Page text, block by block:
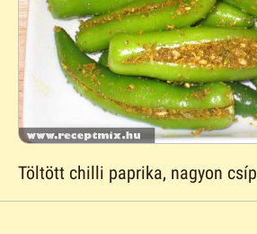
Töltött chilli paprika, nagyon csíp